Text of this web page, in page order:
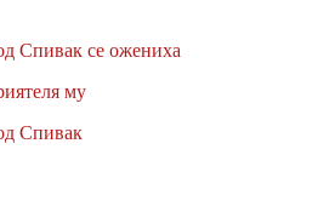
Спивак се ожениха
му
Спивак